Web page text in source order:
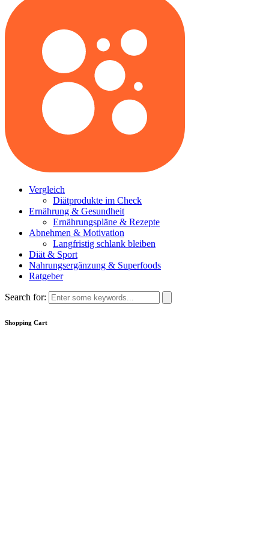
Vergleich
Diätprodukte im Check
Ernährung & Gesundheit
Ernährungspläne & Rezepte
Abnehmen & Motivation
Langfristig schlank bleiben
Diät & Sport
Nahrungsergänzung & Superfoods
Ratgeber
Search for:
Shopping Cart